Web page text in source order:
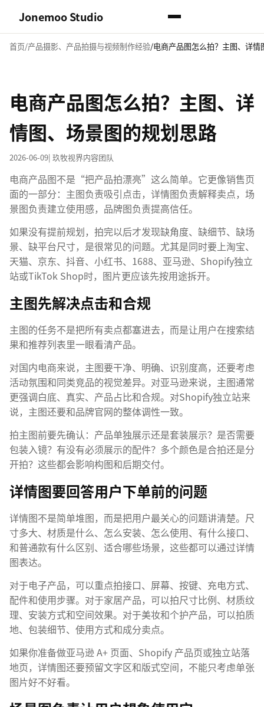
Jonemoo Studio
首页 产品摄影、产品拍摄与视频制作经验 电商产品图怎么拍？主图、详
电商产品图怎么拍？主图、详
情图、场景图的规划思路
2026-06-09| 玖牧视界内容团队
电商产品图不是“把产品拍漂亮”这么简单。它更像销售页
面的一部分：主图负责吸引点击，详情图负责解释卖点，场
景图负责建立使用感，品牌图负责提高信任。
如果没有提前规划，拍完以后才发现缺角度、缺细节、缺场
景、缺平台尺寸，是很常见的问题。尤其是同时要上淘宝、
天猫、京东、抖音、小红书、1688、亚马逊、Shopify独立
站或TikTok Shop时，图片更应该先按用途拆开。
主图先解决点击和合规
主图的任务不是把所有卖点都塞进去，而是让用户在搜索结
果和推荐列表里一眼看清产品。
对国内电商来说，主图要干净、明确、识别度高，还要考虑
活动氛围和同类竞品的视觉差异。对亚马逊来说，主图通常
更强调白底、真实、产品占比和合规。对Shopify独立站来
说，主图还要和品牌官网的整体调性一致。
拍主图前要先确认：产品单独展示还是套装展示？是否需要
包装入镜？有没有必须展示的配件？多个颜色是合拍还是分
开拍？这些都会影响构图和后期交付。
详情图要回答用户下单前的问题
详情图不是简单堆图，而是把用户最关心的问题讲清楚。尺
寸多大、材质是什么、怎么安装、怎么使用、有什么接口、
和普通款有什么区别、适合哪些场景，这些都可以通过详情
图表达。
对于电子产品，可以重点拍接口、屏幕、按键、充电方式、
配件和使用步骤。对于家居产品，可以拍尺寸比例、材质纹
理、安装方式和空间效果。对于美妆和个护产品，可以拍质
地、包装细节、使用方式和成分卖点。
如果你准备做亚马逊 A+ 页面、Shopify 产品页或独立站落
地页，详情图还要预留文字区和版式空间，不能只考虑单张
图片好不好看。